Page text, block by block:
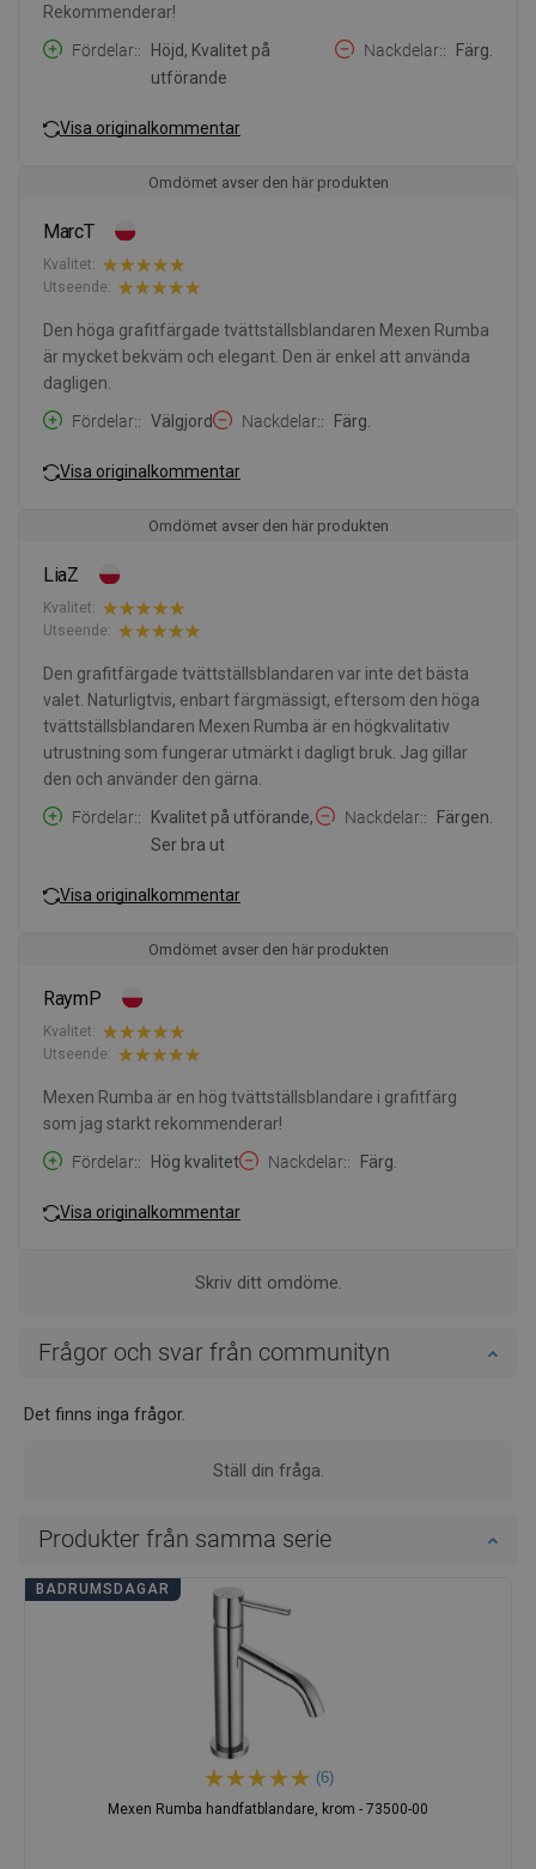
Rekommenderar!
Fördelar:
Höjd, Kvalitet på
utförande
Nackdelar: Färg.
Visa originalkommentar
Omdömet avser den här produkten
MarcT
Kvalitet:
Utseende:
Den höga grafitfärgade tvättställsblandaren Mexen Rumba
är mycket bekväm och elegant. Den är enkel att använda
dagligen.
Fördelar:
Välgjord Nackdelar: Färg.
Visa originalkommentar
Omdömet avser den här produkten
LiaZ
Kvalitet:
Utseende:
Den grafitfärgade tvättställsblandaren var inte det bästa
valet. Naturligtvis, enbart färgmässigt, eftersom den höga
tvättställsblandaren Mexen Rumba är en högkvalitativ
utrustning som fungerar utmärkt i dagligt bruk. Jag gillar
den och använder den gärna.
Fördelar:
Kvalitet på utförande,
Ser bra ut
Nackdelar: Färgen.
Visa originalkommentar
Omdömet avser den här produkten
RaymP
Kvalitet:
Utseende:
Mexen Rumba är en hög tvättställsblandare i grafitfärg
som jag starkt rekommenderar!
Fördelar:
Hög kvalitet Nackdelar: Färg.
Visa originalkommentar
Skriv ditt omdöme.
Frågor och svar från communityn
Det finns inga frågor.
Ställ din fråga.
Produkter från samma serie
BADRUMSDAGAR
(6)
Mexen Rumba handfatblandare, krom - 73500-00